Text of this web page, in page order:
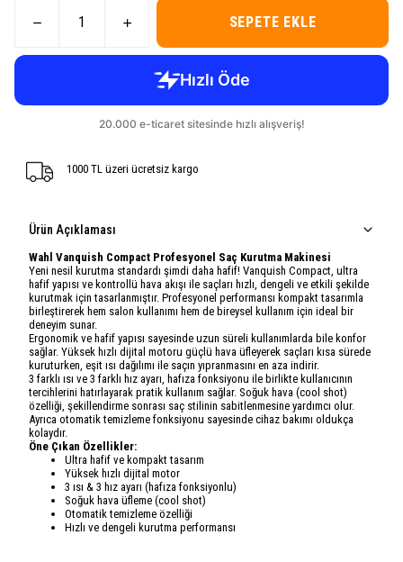
SEPETE EKLE
1000 TL üzeri ücretsiz kargo
Ürün Açıklaması
Wahl Vanquish Compact Profesyonel Saç Kurutma Makinesi
Yeni nesil kurutma standardı şimdi daha hafif! Vanquish Compact, ultra
hafif yapısı ve kontrollü hava akışı ile saçları hızlı, dengeli ve etkili şekilde
kurutmak için tasarlanmıştır. Profesyonel performansı kompakt tasarımla
birleştirerek hem salon kullanımı hem de bireysel kullanım için ideal bir
deneyim sunar.
Ergonomik ve hafif yapısı sayesinde uzun süreli kullanımlarda bile konfor
sağlar. Yüksek hızlı dijital motoru güçlü hava üfleyerek saçları kısa sürede
kuruturken, eşit ısı dağılımı ile saçın yıpranmasını en aza indirir.
3 farklı ısı ve 3 farklı hız ayarı, hafıza fonksiyonu ile birlikte kullanıcının
tercihlerini hatırlayarak pratik kullanım sağlar. Soğuk hava (cool shot)
özelliği, şekillendirme sonrası saç stilinin sabitlenmesine yardımcı olur.
Ayrıca otomatik temizleme fonksiyonu sayesinde cihaz bakımı oldukça
kolaydır.
Öne Çıkan Özellikler:
Ultra hafif ve kompakt tasarım
Yüksek hızlı dijital motor
3 ısı & 3 hız ayarı (hafıza fonksiyonlu)
Soğuk hava üfleme (cool shot)
Otomatik temizleme özelliği
Hızlı ve dengeli kurutma performansı